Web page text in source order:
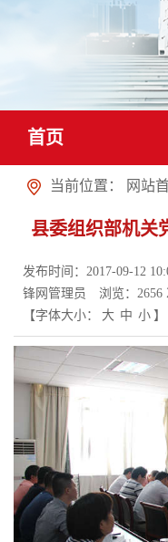
首页
当前位置： 网站
县委组织部机关
发布时间：2017-09-12
锋网管理员
浏览： 2656
【字体大小：
大 中 小 】